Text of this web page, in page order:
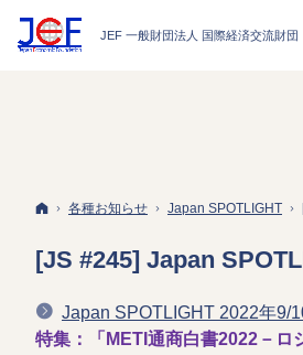
ホーム
各種お知らせ Japan SPOTLIGHT
[JS #245] Japan
Japan SPOTLIGHT 2022年9/
特集：「METI通商白書2022－